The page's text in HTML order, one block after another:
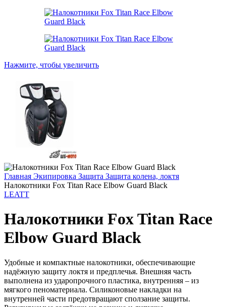
Нажмите, чтобы увеличить
Главная Экипировка Защита Защита колена, локтя
Налокотники Fox Titan Race Elbow Guard Black
LEATT
Налокотники Fox Titan Race
Elbow Guard Black
Удобные и компактные налокотники, обеспечивающие
надёжную защиту локтя и предплечья. Внешняя часть
выполнена из ударопрочного пластика, внутренняя – из
мягкого пеноматериала. Силиконовые накладки на
внутренней части предотвращают сползание защиты.